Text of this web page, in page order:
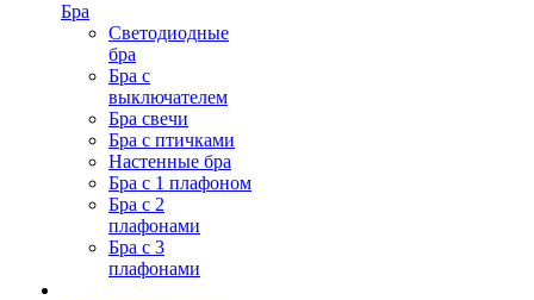
Бра
Светодиодные
бра
Бра с
выключателем
Бра свечи
Бра с птичками
Настенные бра
Бра с 1 плафоном
Бра с 2
плафонами
Бра с 3
плафонами